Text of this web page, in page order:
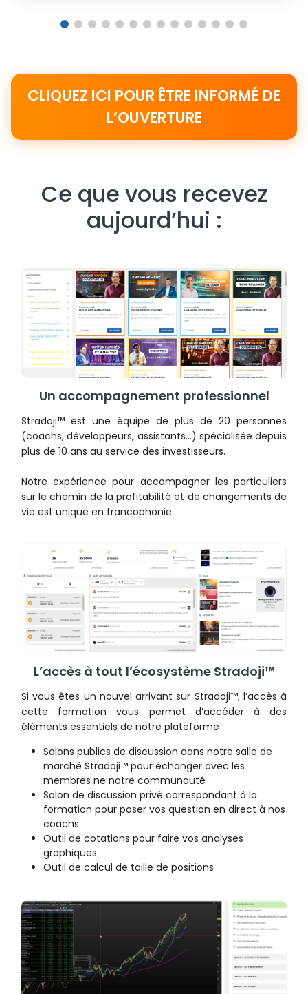
1 2 3 4 5 6 7 8 9 10 11 12 13 14
CLIQUEZ ICI POUR ÊTRE INFORMÉ DE
L’OUVERTURE
Ce que vous recevez
aujourd’hui :
Un accompagnement professionnel
Stradoji™ est une équipe de plus de 20 personnes
(coachs, développeurs, assistants…) spécialisée depuis
plus de 10 ans au service des investisseurs.
Notre expérience pour accompagner les particuliers
sur le chemin de la profitabilité et de changements de
vie est unique en francophonie.
L’accès à tout l’écosystème Stradoji™
Si vous êtes un nouvel arrivant sur Stradoji™, l’accès à
cette formation vous permet d’accéder à des
éléments essentiels de notre plateforme :
Salons publics de discussion dans notre salle de
marché Stradoji™ pour échanger avec les
membres ne notre communauté
Salon de discussion privé correspondant à la
formation pour poser vos question en direct à nos
coachs
Outil de cotations pour faire vos analyses
graphiques
Outil de calcul de taille de positions